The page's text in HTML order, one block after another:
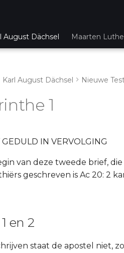
August Dächsel Maarten
Karl August Dächsel Nieuwe
1
GEDULD IN VERVOLGING
van deze tweede brief,
geschreven is Ac 20: 2
en 2
staat de apostel niet,